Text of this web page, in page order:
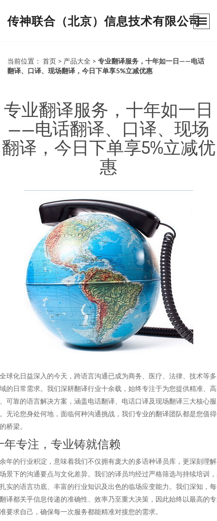
传神联合（北京）信息技术有限公司
当前位置： 首页 > 产品大全 > 专业翻译服务，十年如一日——电话
翻译、口译、现场翻译，今日下单享5%立减优惠
专业翻译服务，十年如一日
——电话翻译、口译、现场
翻译，今日下单享5%立减优
惠
球化日益深入的今天，跨语言沟通已成为商务、医疗、法律、技术等
的日常需求。我们深耕翻译行业十余载，始终专注于为您提供精准、高
可靠的语言解决方案，涵盖电话翻译、电话口译及现场翻译三大核心服
无论您身处何地，面临何种沟通挑战，我们专业的翻译团队都是您值
桥梁。
年专注，专业铸就信赖
年的行业积淀，意味着我们不仅拥有庞大的多语种译员库，更深刻理
景下的沟通要点与文化差异。我们的译员均经过严格筛选与持续培训
实的语言功底、丰富的行业知识及出色的临场应变能力。我们深知，
译都关乎信息传递的准确性、效率乃至重大决策，因此始终以最高的
要求自己，确保每一次服务都能精准对接您的需求。